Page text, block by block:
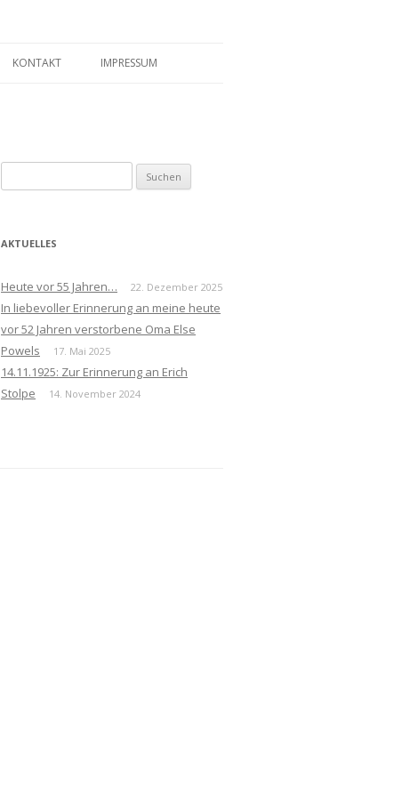
KONTAKT IMPRESSUM
nach:
AKTUELLES
Heute vor 55 Jahren… 22. Dezember 2025
In liebevoller Erinnerung an meine heute
vor 52 Jahren verstorbene Oma Else
Powels
17. Mai 2025
14.11.1925: Zur Erinnerung an Erich
Stolpe
14. November 2024